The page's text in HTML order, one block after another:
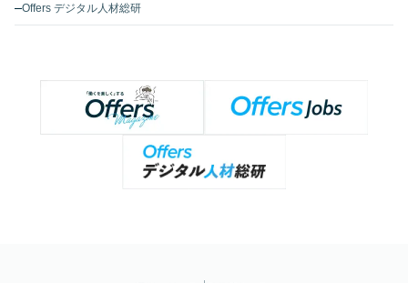
Offers デジタル人材総研